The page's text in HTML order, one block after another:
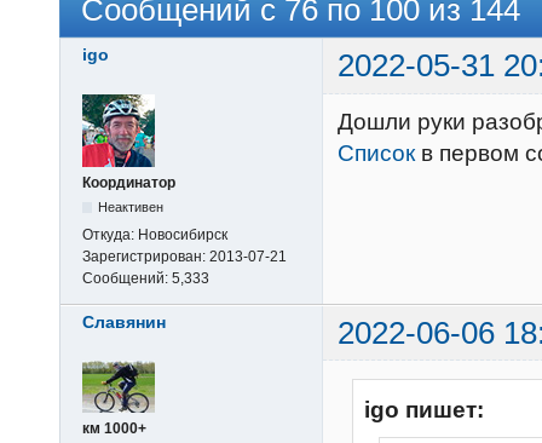
Сообщений с 76 по 100 из 144
igo 2022-05-31
Координатор
Неактивен
Откуда: Новосибирск
Зарегистрирован: 2013-07-21
Сообщений: 5,333
Дошли руки
Список в первом
Славянин 2022-06-06
км 1000+
igo пишет: